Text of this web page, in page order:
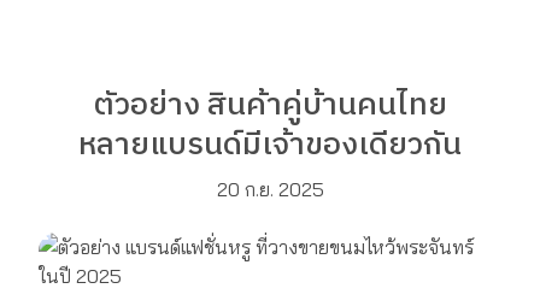
ตัวอย่าง สินค้าคู่บ้านคนไทย
หลายแบรนด์มีเจ้าของเดียวกัน
20 ก.ย. 2025